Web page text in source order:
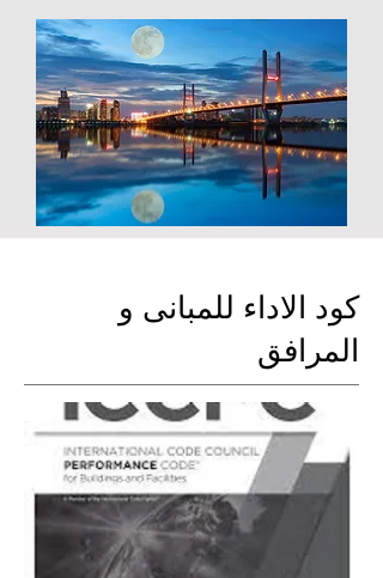
كود الاداء للمبانى و
المرافق